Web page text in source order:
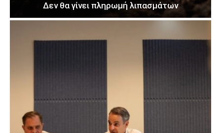
Δεν θα γίνει πληρωμή λιπασμάτων